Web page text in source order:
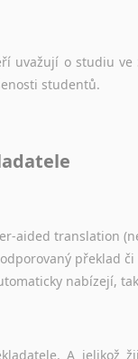
uvažují o studiu ve
studentů.
nekomerčního
uvažují o studiu v
i osobní
aided translation
překlad
nabízejí,
A jelikož